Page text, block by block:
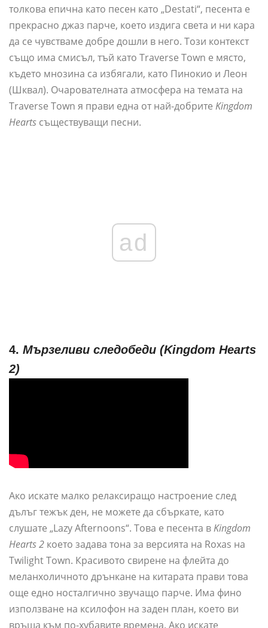
толкова епична като песен като „Destati“, песента е
прекрасно джаз парче, което издига света и ни кара
да се чувстваме добре дошли в него. Този контекст
също има смисъл, тъй като Traverse Town е място,
където мнозина са избягали, като Пинокио ​​и Леон
(Шквал). Очарователната атмосфера на темата на
Traverse Town я прави една от най-добрите Kingdom
Hearts съществуващи песни.
ad
4. Мързеливи следобеди (Kingdom Hearts
2)
Ако искате малко релаксиращо настроение след
дълъг тежък ден, не можете да сбъркате, като
слушате „Lazy Afternoons“. Това е песента вKingdom
Hearts 2 което задава тона за версията на Roxas на
Twilight Town. Красивото свирене на флейта до
меланхоличното дрънкане на китарата прави това
още едно носталгично звучащо парче. Има фино
използване на ксилофон на заден план, което ви
връща към по-хубавите времена. Ако искате